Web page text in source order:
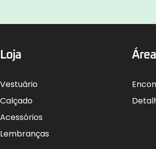
Loja
Vestuário
Calçado
Acessórios
Lembranças